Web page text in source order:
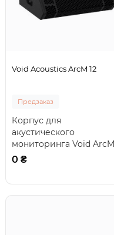
Void Acoustics ArcM 12
Предзаказ
Корпус для
акустического
мониторинга Void ArcM
12 имеет несколько
0 ₴